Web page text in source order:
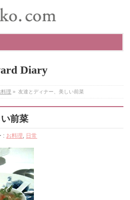
Diary
料理 » 友達とディナー、美しい前菜
前菜
: お料理 日常